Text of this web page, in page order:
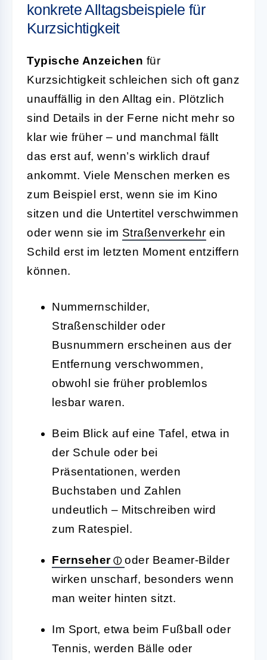
konkrete Alltagsbeispiele für
Kurzsichtigkeit
Typische Anzeichen für
Kurzsichtigkeit schleichen sich oft ganz
unauffällig in den Alltag ein. Plötzlich
sind Details in der Ferne nicht mehr so
klar wie früher – und manchmal fällt
das erst auf, wenn’s wirklich drauf
ankommt. Viele Menschen merken es
zum Beispiel erst, wenn sie im Kino
sitzen und die Untertitel verschwimmen
oder wenn sie im Straßenverkehr ein
Schild erst im letzten Moment entziffern
können.
Nummernschilder,
Straßenschilder oder
Busnummern erscheinen aus der
Entfernung verschwommen,
obwohl sie früher problemlos
lesbar waren.
Beim Blick auf eine Tafel, etwa in
der Schule oder bei
Präsentationen, werden
Buchstaben und Zahlen
undeutlich – Mitschreiben wird
zum Ratespiel.
Fernseher
oder Beamer-Bilder
wirken unscharf, besonders wenn
man weiter hinten sitzt.
Im Sport, etwa beim Fußball oder
Tennis, werden Bälle oder